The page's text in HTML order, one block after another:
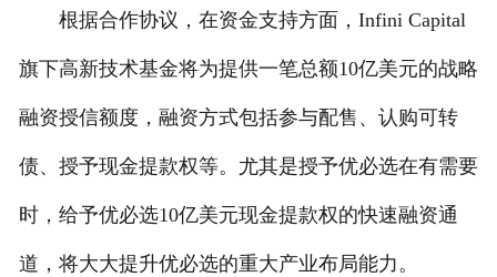
根据合作协议，在资金支持方面，Infini Capital
旗下高新技术基金将为提供一笔总额10亿美元的战略
融资授信额度，融资方式包括参与配售、认购可转
债、授予现金提款权等。尤其是授予优必选在有需要
时，给予优必选10亿美元现金提款权的快速融资通
道，将大大提升优必选的重大产业布局能力。